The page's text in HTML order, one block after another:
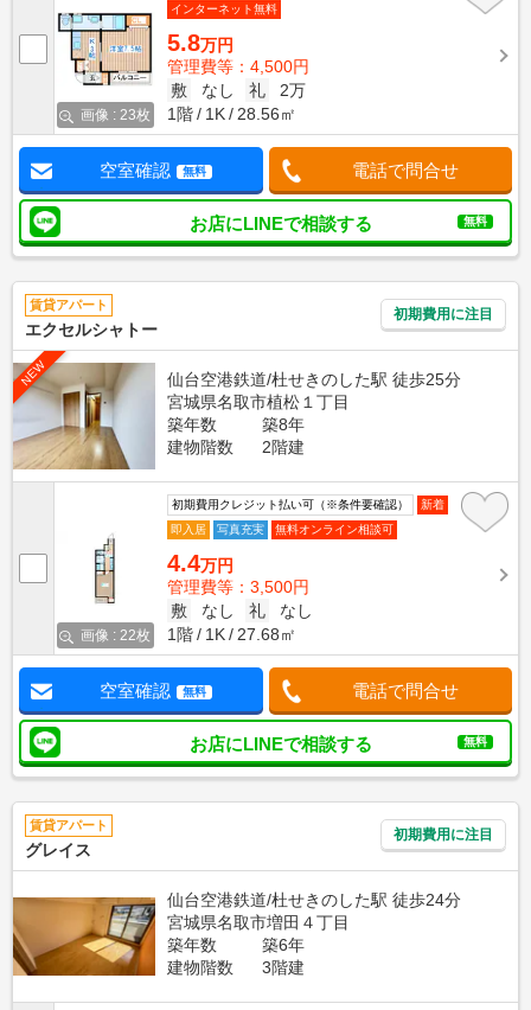
画像 : 23枚
インターネット無料
5.8万円
管理費等：4,500円
敷
なし 礼
2万
1階
1K 28.56㎡
空室確認 無料 電話で問合せ
お店にLINEで相談する 無料
賃貸アパート
エクセルシャトー
初期費用に注目
NEW
仙台空港鉄道/杜せきのした駅 徒歩25分
宮城県名取市植松１丁目
築年数
築8年
建物階数
2階建
画像 : 22枚
初期費用クレジット払い可（※条件要確認）
新着
即入居
写真充実 無料オンライン相談可
4.4万円
管理費等：3,500円
敷
なし 礼
なし
1階
1K 27.68㎡
空室確認 無料 電話で問合せ
お店にLINEで相談する 無料
賃貸アパート
グレイス
初期費用に注目
仙台空港鉄道/杜せきのした駅 徒歩24分
宮城県名取市増田４丁目
築年数
築6年
建物階数
3階建